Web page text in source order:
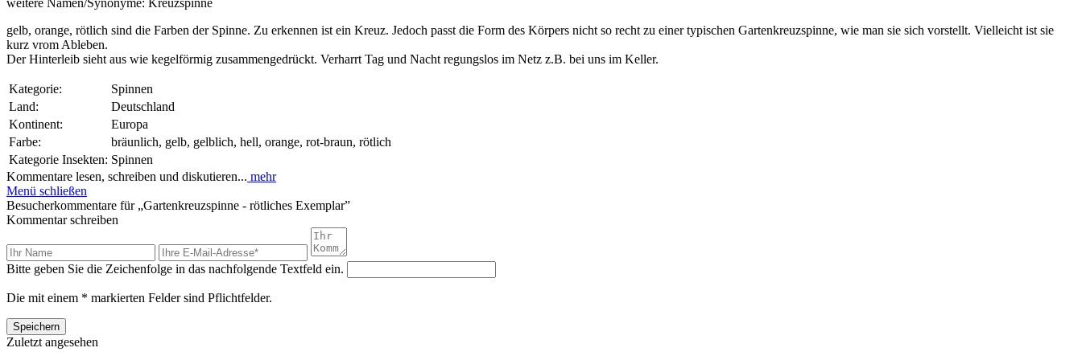
gelb, orange, rötlich sind die Farben der Spinne. Zu erkennen ist ein Kreuz. Jedoch passt die Form des Körpers nicht so recht zu einer typischen Gartenkreuzspinne, wie man sie sich vorstellt. Vielleicht ist sie
kurz vrom Ableben.
Der Hinterleib sieht aus wie kegelförmig zusammengedrückt. Verharrt Tag und Nacht regungslos im Netz z.B. bei uns im Keller.
Kategorie:
Spinnen
Land:
Deutschland
Kontinent:
Europa
Farbe:
bräunlich, gelb, gelblich, hell, orange, rot-braun, rötlich
Kategorie Insekten: Spinnen
Kommentare lesen, schreiben und diskutieren... mehr
Menü schließen
Besucherkommentare für „Gartenkreuzspinne - rötliches Exemplar”
Kommentar schreiben
Bitte geben Sie die Zeichenfolge in das nachfolgende Textfeld ein.
Die mit einem * markierten Felder sind Pflichtfelder.
Speichern
Zuletzt angesehen